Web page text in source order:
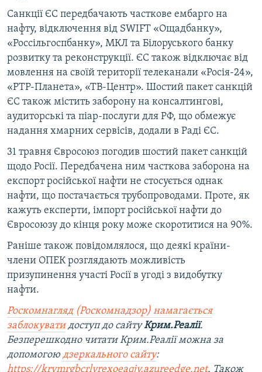
Санкції ЄС передбачають часткове ембарго на
нафту, відключення від SWIFT «Ощадбанку»,
«Россільгоспбанку», МКЛ та Білоруського банку
розвитку та реконструкції. ЄС також відключає від
мовлення на своїй території телеканали «Росія-24»,
«РТР-Планета», «ТВ-Центр». Шостий пакет санкцій
ЄС також містить заборону на консалтингові,
аудиторські та піар-послуги для РФ, що обмежує
надання хмарних сервісів, додали в Раді ЄС.
31 травня Євросоюз погодив шостий пакет санкцій
щодо Росії. Передбачена ним часткова заборона на
експорт російської нафти не стосується однак
нафти, що постачається трубопроводами. Проте, як
кажуть експерти, імпорт російської нафти до
Євросоюзу до кінця року може скоротитися на 90%.
Раніше також повідомлялося, що деякі країни-
члени ОПЕК розглядають можливість
призупинення участі Росії в угоді з видобутку
нафти.
Роскомнагляд (Роскомнадзор) намагається
заблокуватидоступ до сайтуКрим.Реалії.
Безперешкодно читати Крим.Реалії можна за
допомогою дзеркального сайту:
https://krymrgbcrlvrexoeaqjy.azureedge.net. Також